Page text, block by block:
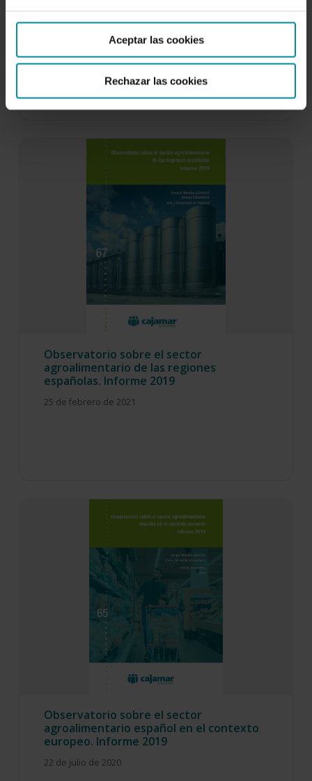
Aceptar las cookies
Rechazar las cookies
europeo. Informe 2020
8 de julio de 2021
El Observatorio del sector agroalimentario de
Cajamar constata en su informe de 2020 un
Observatorio sobre el sector
agroalimentario de las regiones
españolas. Informe 2019
25 de febrero de 2021
Observatorio sobre el sector
agroalimentario español en el contexto
europeo. Informe 2019
22 de julio de 2020